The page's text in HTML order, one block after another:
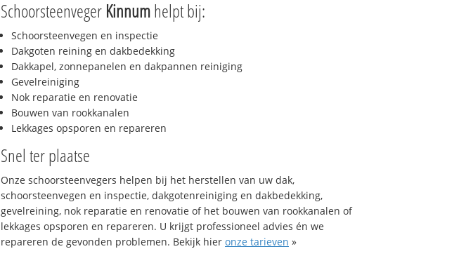
Schoorsteenveger Kinnumhelpt bij:
Schoorsteenvegen en inspectie
Dakgoten reining en dakbedekking
Dakkapel, zonnepanelen en dakpannen reiniging
Gevelreiniging
Nok reparatie en renovatie
Bouwen van rookkanalen
Lekkages opsporen en repareren
Snel ter plaatse
Onze schoorsteenvegers helpen bij het herstellen van uw dak,
schoorsteenvegen en inspectie, dakgotenreiniging en dakbedekking,
gevelreining, nok reparatie en renovatie of het bouwen van rookkanalen of
lekkages opsporen en repareren. U krijgt professioneel advies én we
repareren de gevonden problemen. Bekijk hier onze tarieven »